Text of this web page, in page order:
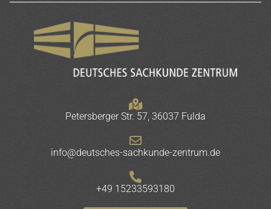
Petersberger Str. 57, 36037 Fulda
info@deutsches-sachkunde-zentrum.de
+49 15233593180